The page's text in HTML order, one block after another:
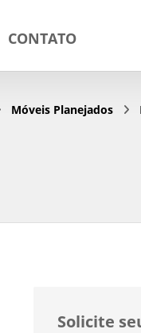
CONTATO
Móveis Planejados
Solicite